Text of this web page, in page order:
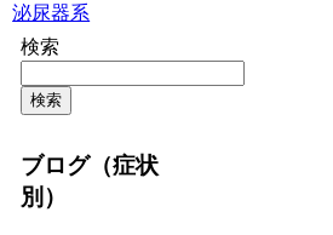
泌尿器系
検索
検索
ブログ（症状
別）